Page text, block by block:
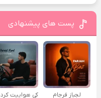
پست های پیشنهادی
لجباز فرجام کی هواییت کرد